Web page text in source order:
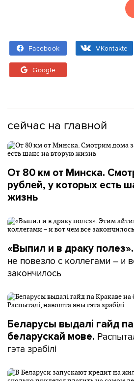
Facebook VKontakte
Google
сейчас на главной
От 80 км от Минска.
рублей, у которых есть
жизнь
«Выпил и в драку полез».
не повезло с коллегами – и
закончилось
Беларусы выдалі гайд
беларускай мове.
гэта зрабілі